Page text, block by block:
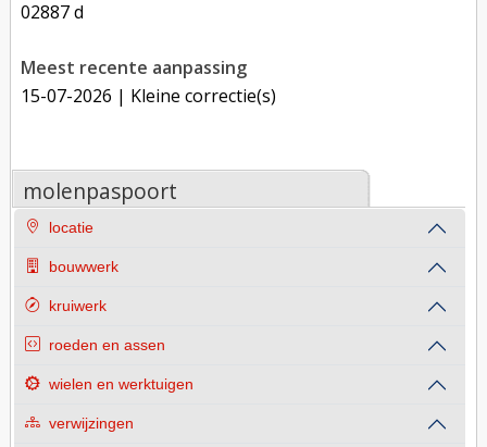
02887 d
Meest recente aanpassing
15-07-2026 | Kleine correctie(s)
molenpaspoort
locatie
bouwwerk
kruiwerk
roeden en assen
wielen en werktuigen
verwijzingen